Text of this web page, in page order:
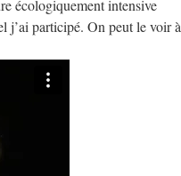
écologiquement intensive
j’ai participé. On peut le voir à